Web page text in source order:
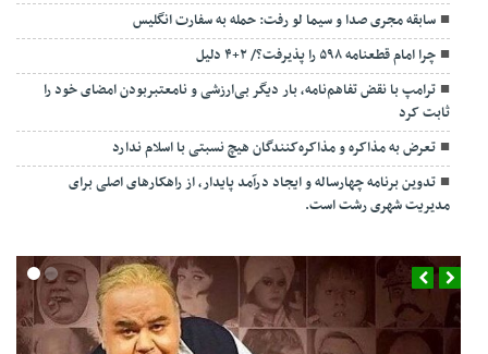
سابقه مجری صدا و سیما لو رفت: حمله به سفارت انگلیس
چرا امام قطعنامه ۵۹۸ را پذیرفت؟/ ۲+۴ دلیل
ترامپ با نقض تفاهم‌نامه، بار دیگر بی‌ارزشی و نامعتبربودن امضای خود را
ثابت کرد
تعرض به مذاکره و مذاکره‌کنندگان هیچ نسبتی با اسلام ندارد
تدوین برنامه چهارساله و ایجاد درآمد پایدار، از راهکارهای اصلی برای
مدیریت شهری رشت است.